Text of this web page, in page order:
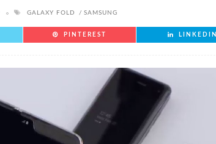
GALAXY FOLD SAMSUNG
PINTEREST LINKEDIN